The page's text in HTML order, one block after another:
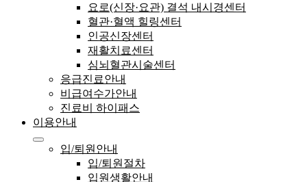
요로(신장·요관) 결석 내시경센터
혈관·혈액 힐링센터
인공신장센터
재활치료센터
심뇌혈관시술센터
응급진료안내
비급여수가안내
진료비 하이패스
이용안내
입/퇴원안내
입/퇴원절차
입원생활안내